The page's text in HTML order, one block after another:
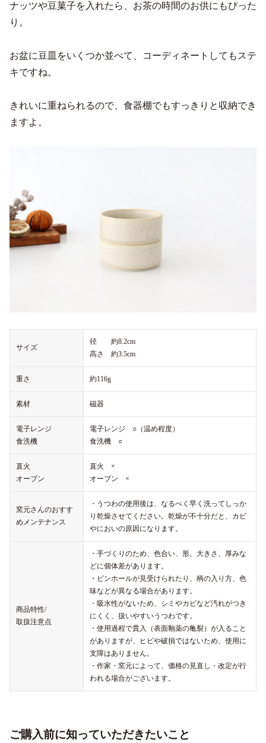
ナッツや豆菓子を入れたら、お茶の時間のお供にもぴった
り。
お盆に豆皿をいくつか並べて、コーディネートしてもステ
キですね。
きれいに重ねられるので、食器棚でもすっきりと収納でき
ますよ。
サイズ
径 約8.2cm
高さ 約3.5cm
重さ 約116g
素材 磁器
電子レンジ
食洗機
電子レンジ ○（温め程度）
食洗機 ○
直火
オーブン
直火 ×
オーブン ×
窯元さんのおすす
めメンテナンス
・うつわの使用後は、なるべく早く洗ってしっか
り乾燥させてください。乾燥が不十分だと、カビ
やにおいの原因になります。
商品特性/
取扱注意点
・手づくりのため、色合い、形、大きさ、厚みな
どに個体差があります。
・ピンホールが見受けられたり、柄の入り方、色
味などが異なる場合があります。
・吸水性がないため、シミやカビなど汚れがつき
にくく、扱いやすいうつわです。
・使用過程で貫入（表面釉薬の亀裂）が入ること
がありますが、ヒビや破損ではないため、使用に
支障はありません。
・作家・窯元によって、価格の見直し・改定が行
われる場合がございます。
ご購入前に知っていただきたいこと